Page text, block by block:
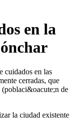
en la
cuidados en las
cerradas, que
(poblaci&oacute;n de
la ciudad existente